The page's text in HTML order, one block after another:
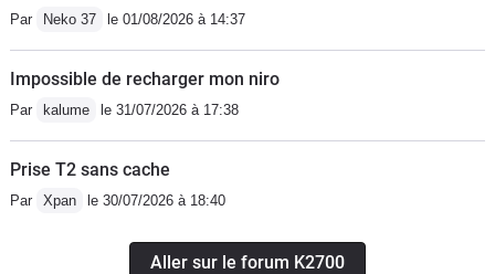
Par Neko 37 le 01/08/2026 à 14:37
Impossible de recharger mon niro
Par kalume le 31/07/2026 à 17:38
Prise T2 sans cache
Par Xpan le 30/07/2026 à 18:40
Aller sur le forum K2700